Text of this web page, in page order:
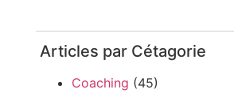
Articles par Cétagorie
Coaching (45)